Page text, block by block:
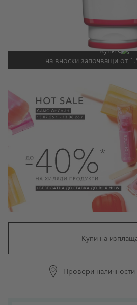
понеделник, 10
Купи с
на вноски започващи от
Купи на
Провери наличности